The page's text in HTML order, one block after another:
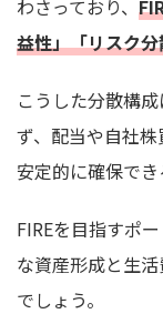
わさっており、
益性」「リスク
こうした分散構
ず、配当や自社
安定的に確保でき
FIREを目指すポ
な資産形成と生
でしょう。